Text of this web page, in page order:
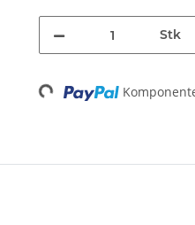
Stk
Loading...